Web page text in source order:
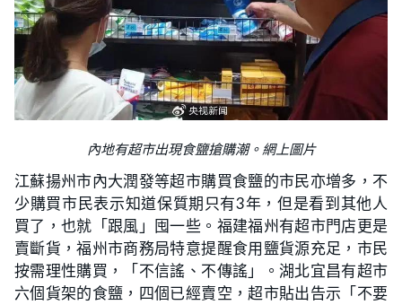
內地有超市出現食鹽搶購潮。網上圖片
江蘇揚州市內大潤發等超市購買食鹽的市民亦增多，不
少購買市民表示知道保質期只有3年，但是看到其他人
買了，也就「跟風」囤一些。福建福州有超市門店更是
賣斷貨，福州市商務局特意提醒食用鹽貨源充足，市民
按需理性購買，「不信謠、不傳謠」。湖北宜昌有超市
六個貨架的食鹽，四個已經賣空，超市貼出告示「不要